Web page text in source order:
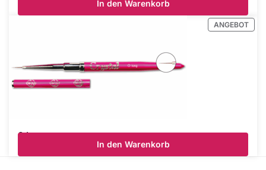
In den Warenkorb
ANGEBOT
0 Long
In den Warenkorb